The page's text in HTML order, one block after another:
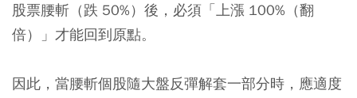
股票腰斬（跌 50%）後，必須「上漲 100%（翻
倍）」才能回到原點。
因此，當腰斬個股隨大盤反彈解套一部分時，應適度